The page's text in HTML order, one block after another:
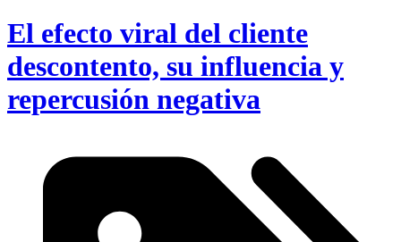
El efecto viral del cliente
descontento, su influencia y
repercusión negativa